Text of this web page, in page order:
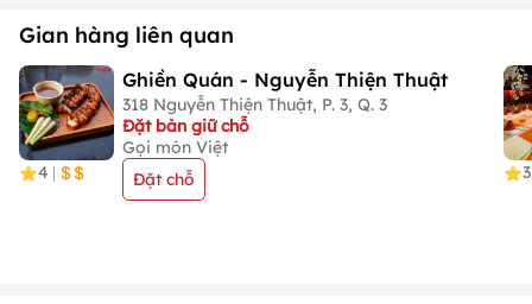
Gian hàng liên quan
4 |
Ghiền Quán - Nguyễn Thiện Thuật
318 Nguyễn Thiện Thuật, P. 3, Q. 3
Đặt bàn giữ chỗ
Gọi món Việt
Đặt chỗ